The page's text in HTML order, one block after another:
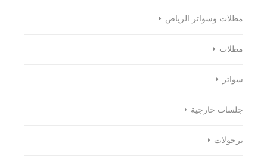
مظلات وسواتر الرياض
مظلات
سواتر
جلسات خارجية
برجولات